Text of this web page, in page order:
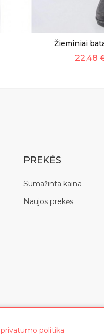
Žieminiai
22,48
PREKĖS
Sumažinta kaina
Naujos prekės
privatumo politika